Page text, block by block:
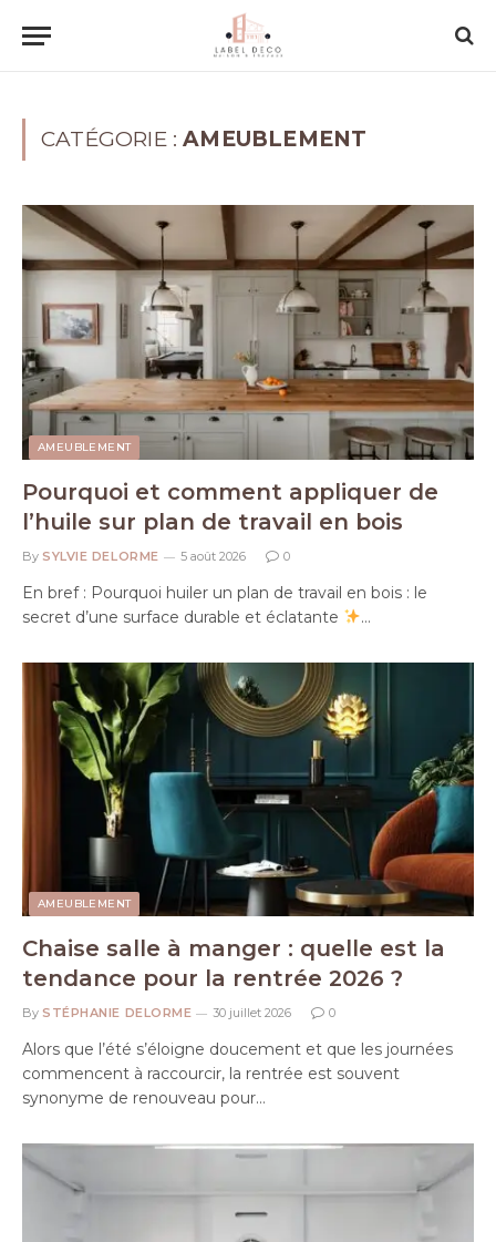
CATÉGORIE :AMEUBLEMENT
AMEUBLEMENT
Pourquoi et comment appliquer de
l’huile sur plan de travail en bois
By SYLVIE DELORME 5 août 2026 0
En bref : Pourquoi huiler un plan de travail en bois : le
secret d’une surface durable et éclatante
…
AMEUBLEMENT
Chaise salle à manger : quelle est la
tendance pour la rentrée 2026 ?
By STÉPHANIE DELORME 30 juillet 2026 0
Alors que l’été s’éloigne doucement et que les journées
commencent à raccourcir, la rentrée est souvent
synonyme de renouveau pour…